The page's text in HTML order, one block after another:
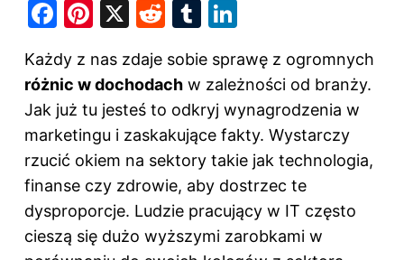
F
c
e
b
o
o
k
Pi
er
e
st
X
R
d
di
t
T
m
bl
r
k
e
dI
n
Każdy z nas zdaje sobie sprawę z ogromnych
różnic w dochodach w zależności od branży.
Jak już tu jesteś to odkryj wynagrodzenia w
marketingu i zaskakujące fakty. Wystarczy
rzucić okiem na sektory takie jak technologia,
finanse czy zdrowie, aby dostrzec te
dysproporcje. Ludzie pracujący w IT często
cieszą się dużo wyższymi zarobkami w